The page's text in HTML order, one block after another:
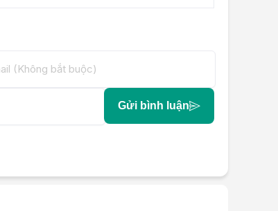
Gửi bình luận